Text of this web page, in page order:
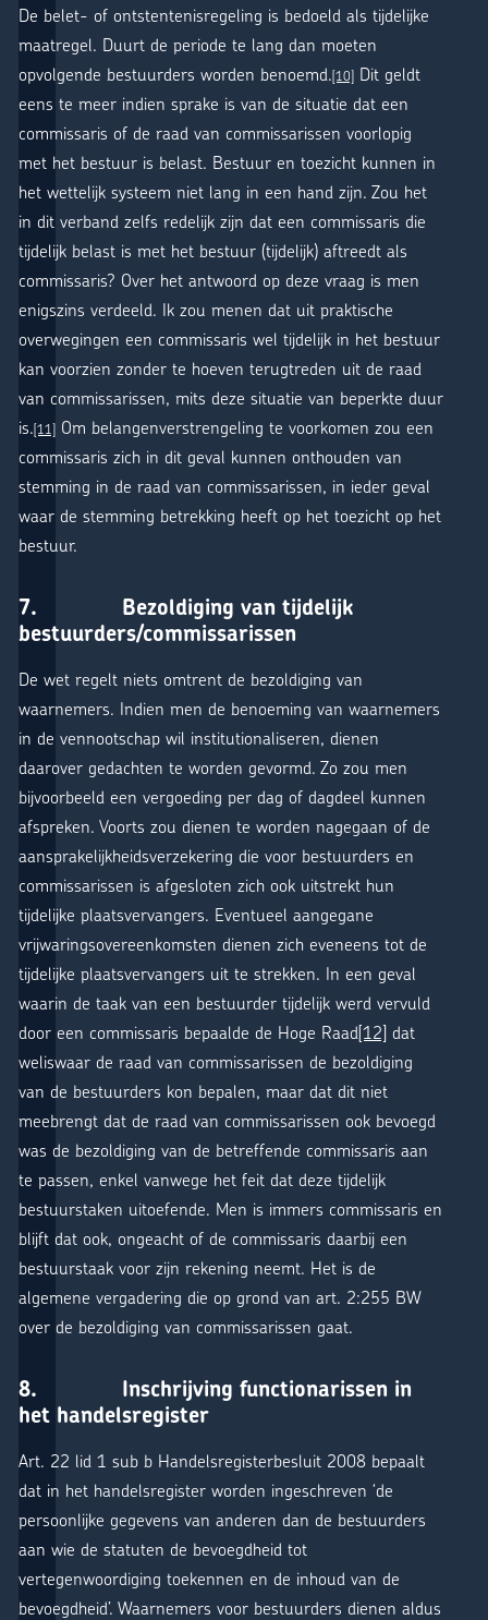
De belet- of ontstentenisregeling is bedoeld als tijdelijke
maatregel. Duurt de periode te lang dan moeten
opvolgende bestuurders worden benoemd.[10] Dit geldt
eens te meer indien sprake is van de situatie dat een
commissaris of de raad van commissarissen voorlopig
met het bestuur is belast. Bestuur en toezicht kunnen in
het wettelijk systeem niet lang in een hand zijn. Zou het
in dit verband zelfs redelijk zijn dat een commissaris die
tijdelijk belast is met het bestuur (tijdelijk) aftreedt als
commissaris? Over het antwoord op deze vraag is men
enigszins verdeeld. Ik zou menen dat uit praktische
overwegingen een commissaris wel tijdelijk in het bestuur
kan voorzien zonder te hoeven terugtreden uit de raad
van commissarissen, mits deze situatie van beperkte duur
is.[11] Om belangenverstrengeling te voorkomen zou een
commissaris zich in dit geval kunnen onthouden van
stemming in de raad van commissarissen, in ieder geval
waar de stemming betrekking heeft op het toezicht op het
bestuur.
7. Bezoldiging van tijdelijk
bestuurders/commissarissen
De wet regelt niets omtrent de bezoldiging van
waarnemers. Indien men de benoeming van waarnemers
in de vennootschap wil institutionaliseren, dienen
daarover gedachten te worden gevormd. Zo zou men
bijvoorbeeld een vergoeding per dag of dagdeel kunnen
afspreken. Voorts zou dienen te worden nagegaan of de
aansprakelijkheidsverzekering die voor bestuurders en
commissarissen is afgesloten zich ook uitstrekt hun
tijdelijke plaatsvervangers. Eventueel aangegane
vrijwaringsovereenkomsten dienen zich eveneens tot de
tijdelijke plaatsvervangers uit te strekken. In een geval
waarin de taak van een bestuurder tijdelijk werd vervuld
door een commissaris bepaalde de Hoge Raad[12] dat
weliswaar de raad van commissarissen de bezoldiging
van de bestuurders kon bepalen, maar dat dit niet
meebrengt dat de raad van commissarissen ook bevoegd
was de bezoldiging van de betreffende commissaris aan
te passen, enkel vanwege het feit dat deze tijdelijk
bestuurstaken uitoefende. Men is immers commissaris en
blijft dat ook, ongeacht of de commissaris daarbij een
bestuurstaak voor zijn rekening neemt. Het is de
algemene vergadering die op grond van art. 2:255 BW
over de bezoldiging van commissarissen gaat.
8. Inschrijving functionarissen in
het handelsregister
Art. 22 lid 1 sub b Handelsregisterbesluit 2008 bepaalt
dat in het handelsregister worden ingeschreven ‘de
persoonlijke gegevens van anderen dan de bestuurders
aan wie de statuten de bevoegdheid tot
vertegenwoordiging toekennen en de inhoud van de
bevoegdheid’. Waarnemers voor bestuurders dienen aldus